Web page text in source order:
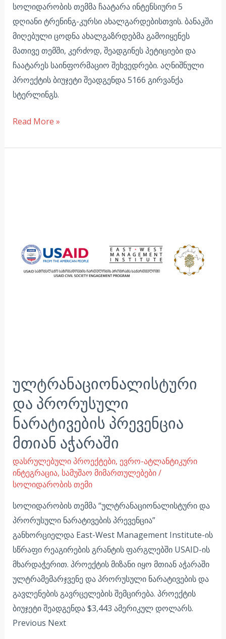
სოლიდარობის თემმა ჩაატარა ინტენსიური 5
დღიანი ტრენინგ-კურსი ახალგარდებისთვის. ბანაკში
მიღებული ცოდნა ახალგაზრდებმა გამოიყენეს
მათივე თემში, კერძოდ, შეადგინეს პეტიციები და
ჩაატარეს საინფორმაციო შეხვედრები. აღნიშნული
პროექტის ბიუჯეტი შეადგენდა 5166 გირვანქა
სტერლინგს.
Read More »
ულტრანაციონალისტური
და პრორუსული
ნარატივების პრევენცია
მთიან აჭარაში
დასრულებული პროექტები, ევრო-ატლანტიკური
ინტეგრაცია, სამუშაო მიმართულებები/
სოლიდარობის თემი
სოლიდარობის თემმა “ულტრანაციონალისტური და
პრორუსული ნარატივების პრევენცია”
განხორციელდა East-West Management Institute-ის
სწრაფი რეაგირების გრანტის ფარგლებში USAID-ის
მხარდაჭერით. პროექტის მიზანი იყო მთიან აჭარაში
ულტრამემარჯვენე და პრორუსული ნარატივების და
გავლენების გავრცელების შემცირება. პროექტის
ბიუჯეტი შეადგენდა $3,443 ამერიკულ დოლარს.
Previous Next
აჭარაში